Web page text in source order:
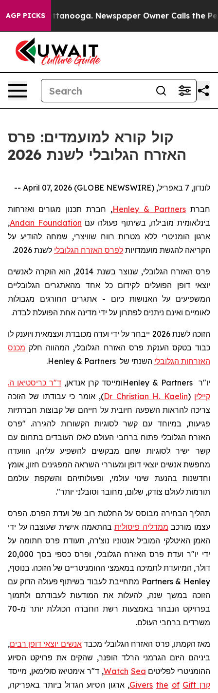
AGP PICKS
in Chattanooga. Newspaper Owner Calls the
קול קורא למועמדים: פרס
האזרח הגלובלי לשנת 2026
לונדון, 7 באפריל, April 07, 2026 (GLOBE NEWSWIRE) --
חברתHenley & Partners, חברת תכנון מגורים ואזרחות
בינלאומית מובילה, בשיתוף פעולה עם Andan Foundation
,
ארגון הומניטרי ללא מטרות רווח שוויצרי, שמחה להודיע על
הקריאה להגשת מועמדויות לפרס האזרח הגלובלי לשנת
פרס האזרח הגלובלי, שנוצר בשנת 2014, הוא הוקרה לאנשים
יוצאי דופן הפועלים לקידום כל אחד מהאתגרים הגלובליים
המשפיעים על האנושות כיום - אתגרים החורגים מגבולות
לאומיים ואינם ניתנים לפתרון על ידי מדינה אחת הפועלת לבדה.
הזוכה לשנת 2026 ייבחר על ידי ועדה מכובדת ועצמאית ויוענק לו
כבוד בטקס הענקת פרס האזרח הגלובלי, המהווה חלק מכנס
האזרחות הגלובלי השנתי של Henley & Partners
.
יו"ר Henley & Partnersומייסד קרן אנדאן, ד"ר כריסטיאן ה.
קיילין (
Dr Christian H. Kaelin
), אומר כי עבודתו של הזוכה
צריכה להראותהשפעה חיובית על חייהם של קבוצות חברתיות
פגיעות, במיוחד עם קשר לסוגיות הקשורות להגירה. "פרס
האזרח הגלובלי פתוח ברחבי העולם לאלו העובדים בתחום עם
קשר ישיר לסוגיות שהם מבקשים להשפיע עליהן. הוועדה
מחפשת אנשים יוצאי דופן ומעוררי השראה המפגינים חזון, אומץ
וחדשנות בהנעת שינוי עולמי, ופעולותיהם והשקפת עולמם
תורמות לעולם צודק, שלום, מחובר וסובלני יותר".
תהליך הבחירה מבוסס על החלטת רוב של ועדת הפרס. הפרס
עצמו מורכב ממדליה פיסולית בהתאמה אישית שעוצבה על ידי
האמן האיטלקי המוביל אנטוניו נוצ'רה, תעודת פרס חתומה על
ידי יו"ר ועדת פרס האזרח הגלובלי, ופרס כספי בסך 20,000
דולר, המיועדת לתמיכה במאמצי ההומניטריים של הזוכה. בנוסף,
Henley
& Partners
מתחייבת לעבוד בשיתוף פעולה הדוק עם
הזוכה במשך שנה, להעלות את המודעות לעבודתם ולתמוך
בפרויקט הנבחר באמצעות
רשת החברה הכוללת יותר מ-70
משרדים ברחבי העולם.
מאז הקמתו, פרס האזרח הגלובלי מכבדאנשים יוצאי דופן רבים,
ביניהם היזם הגרמני הרלד הופנר, שהקים את פרויקט הסיוע
ההומניטרי לפליטים Sea
Watch, ד"ר אימטיאזסולימאן, מייסד
קרן Gift
of
the
Givers, ארגון הסיוע הגדול ביותר באפריקה,